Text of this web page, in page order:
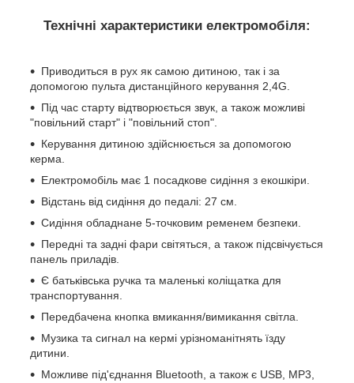
Технічні характеристики електромобіля:
Приводиться в рух як самою дитиною, так і за
допомогою пульта дистанційного керування 2,4G.
Під час старту відтворюється звук, а також можливі
"повільний старт" і "повільний стоп".
Керування дитиною здійснюється за допомогою
керма.
Електромобіль має 1 посадкове сидіння з екошкіри.
Відстань від сидіння до педалі: 27 см.
Сидіння обладнане 5-точковим ременем безпеки.
Передні та задні фари світяться, а також підсвічується
панель приладів.
Є батьківська ручка та маленькі коліщатка для
транспортування.
Передбачена кнопка вмикання/вимикання світла.
Музика та сигнал на кермі урізноманітнять їзду
дитини.
Можливе під'єднання Bluetooth, а також є USB, MP3,